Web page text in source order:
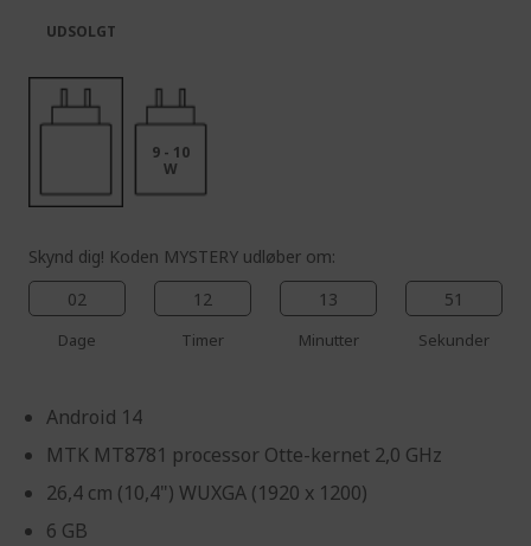
images
gallery
the
images
Skynd dig! Koden MYSTERY udløber om:
02
Dage
12
Timer
13
Minutter
51
Sekunder
Android 14
MTK MT8781 processor Otte-kernet 2,0 GHz
26,4 cm (10,4") WUXGA (1920 x 1200)
6 GB
UDSOLGT
9 - 10
W